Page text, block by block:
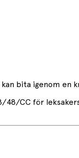
bita igenom en
CC för